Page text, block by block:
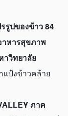
รูปของข้าว 84
หารสุขภาพ
าวิทยาลัย
แป้งข้าวคล้าย
ภาค